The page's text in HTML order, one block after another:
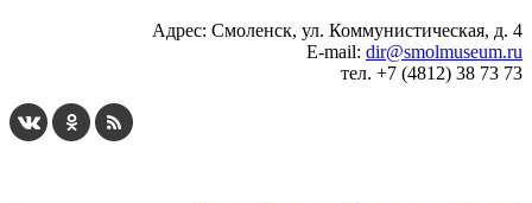
Адрес: Смоленск, ул. Коммунистическая, д. 4
E-mail: dir@smolmuseum.ru
тел. +7 (4812) 38 73 73